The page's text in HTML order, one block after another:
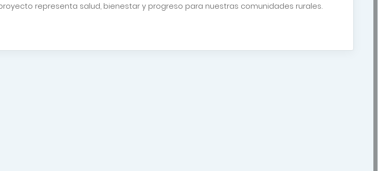
representa salud, bienestar y progreso para nuestras comunidades rurales.